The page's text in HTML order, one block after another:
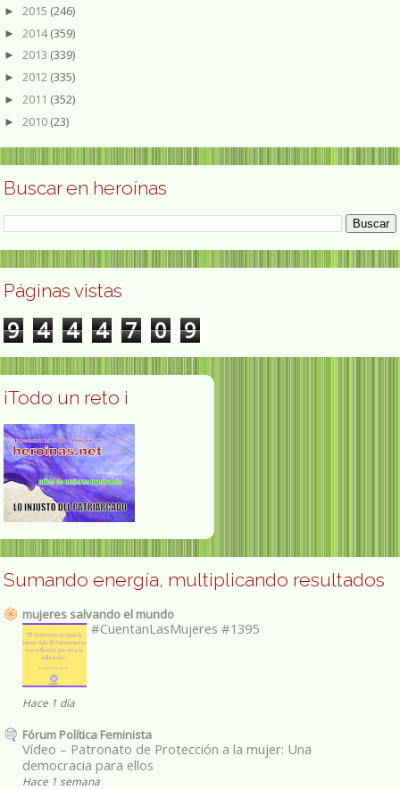
► 2015 (246)
► 2014(359)
► 2013 (339)
► 2012 (335)
► 2011 (352)
► 2010 (23)
Buscar en heroínas
Páginas vistas
9 4 4 4 7 0 9
¡Todo un reto ¡
Sumando energía, multiplicando resultados
mujeres salvando el mundo
#CuentanLasMujeres #1395
Hace 1 día
Fórum Política Feminista
Vídeo – Patronato de Protección a la mujer: Una
democracia para ellos
Hace 1 semana